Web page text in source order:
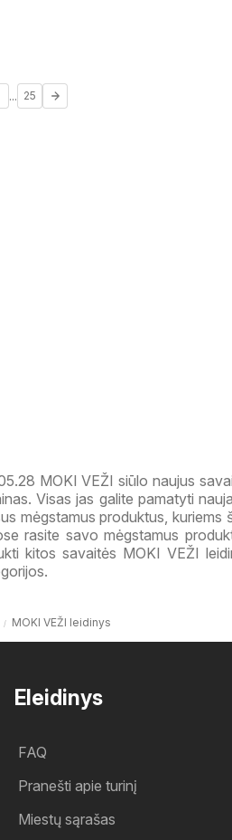
... 25
MOKI VEŽI siūlo naujus
Visas jas galite pamatyti
mėgstamus produktus, kuriems
rasite savo mėgstamus
kitos savaitės MOKI VEŽI
MOKI VEŽI leidinys
Eleidinys
FAQ
Pranešti apie turinį
Miestų sąrašas